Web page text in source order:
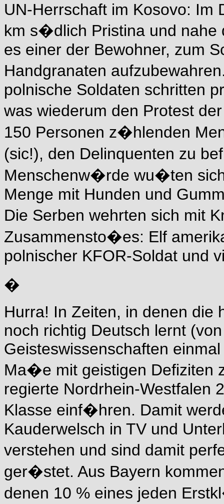
UN-Herrschaft im Kosovo: Im
km s�dlich Pristina und nahe
es einer der Bewohner, zum
Handgranaten
polnische Soldaten schritten
was wiederum den Protest
150 Personen z�hlenden
(sic!), den Delinquenten zu
Menschenw�rde wu�ten
Menge mit Hunden und
Die Serben wehrten sich mit
Zusammensto�es: Elf
polnischer KFOR-Soldat und
�
Hurra! In Zeiten, in denen die
noch richtig Deutsch lernt
Geisteswissenschaften
Ma�e mit geistigen Defiziten
regierte Nordrhein-Westfalen
Klasse einf�hren. Damit
Kauderwelsch in TV und
verstehen und sind damit
ger�stet. Aus Bayern
denen 10 % eines jeden